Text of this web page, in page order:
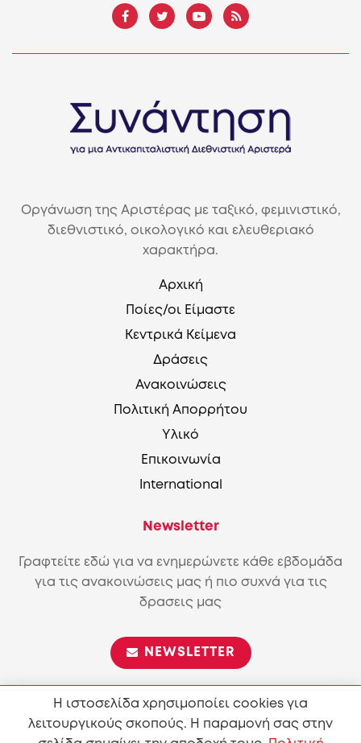
Οργάνωση της Αριστέρας με ταξικό, φεμινιστικό,
διεθνιστικό, οικολογικό και ελευθεριακό
χαρακτήρα.
Αρχική
Ποίες/οι Είμαστε
Κεντρικά Κείμενα
Δράσεις
Ανακοινώσεις
Πολιτική Απορρήτου
Υλικό
Επικοινωνία
International
Newsletter
Γραφτείτε εδώ για να ενημερώνετε κάθε εβδομάδα
για τις ανακοινώσεις μας ή πιο συχνά για τις
δρασεις μας
NEWSLETTER
Επιτρέπεται η αναπαραγωγή και διανομή του περιεχόμενου
σύμφωνα με τους όρους της άδειαςAttribution-ShareAlike
Η ιστοσελίδα χρησιμοποίει cookies για
λειτουργικούς σκοπούς. Η παραμονή σας στην